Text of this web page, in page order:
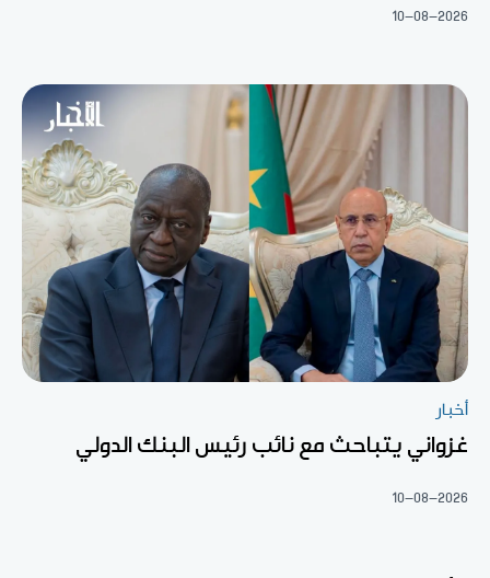
10-08-2026
أخبار
غزواني يتباحث مع نائب رئيس البنك الدولي
10-08-2026